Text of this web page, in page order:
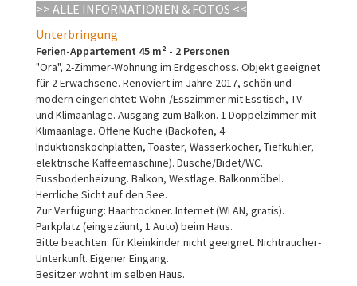
>> ALLE INFORMATIONEN & FOTOS <<
Unterbringung
Ferien-Appartement 45 m² - 2 Personen
"Ora", 2-Zimmer-Wohnung im Erdgeschoss. Objekt geeignet
für 2 Erwachsene. Renoviert im Jahre 2017, schön und
modern eingerichtet: Wohn-/Esszimmer mit Esstisch, TV
und Klimaanlage. Ausgang zum Balkon. 1 Doppelzimmer mit
Klimaanlage. Offene Küche (Backofen, 4
Induktionskochplatten, Toaster, Wasserkocher, Tiefkühler,
elektrische Kaffeemaschine). Dusche/Bidet/WC.
Fussbodenheizung. Balkon, Westlage. Balkonmöbel.
Herrliche Sicht auf den See.
Zur Verfügung: Haartrockner. Internet (WLAN, gratis).
Parkplatz (eingezäunt, 1 Auto) beim Haus.
Bitte beachten: für Kleinkinder nicht geeignet. Nichtraucher-
Unterkunft. Eigener Eingang.
Besitzer wohnt im selben Haus.